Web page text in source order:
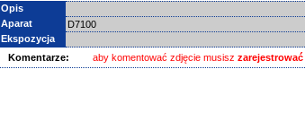
Opis
Aparat
D7100
Ekspozycja
Komentarze:
aby komentować zdjęcie musisz zarejestrować